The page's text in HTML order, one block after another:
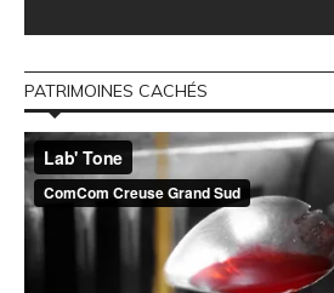
PATRIMOINES CACHÉS